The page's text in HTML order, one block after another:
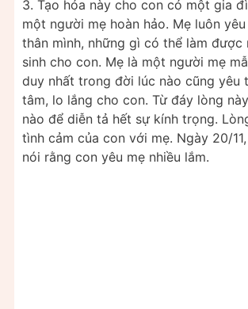
3. Tạo hóa này cho con có một gia
một người mẹ hoàn hảo. Mẹ luôn
thân mình, những gì có thể làm được
sinh cho con. Mẹ là một người mẹ
duy nhất trong đời lúc nào cũng yêu
tâm, lo lắng cho con. Từ đáy lòng
nào để diễn tả hết sự kính trọng.
tình cảm của con với mẹ. Ngày 20/
nói rằng con yêu mẹ nhiều lắm.